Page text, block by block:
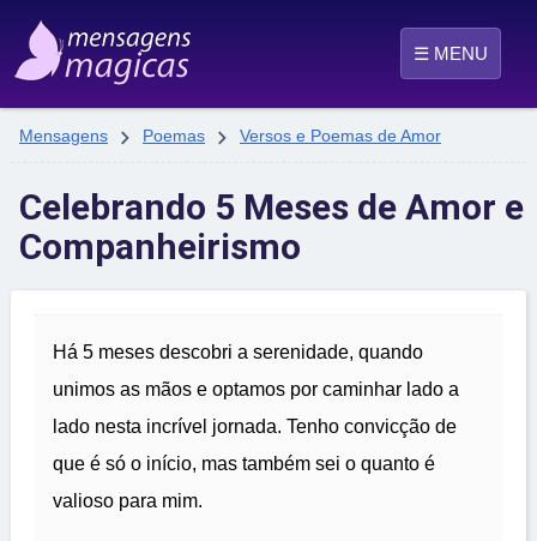
☰ MENU
Mensagens  Poemas  Versos e Poemas de Amor
Celebrando 5 Meses de Amor e
Companheirismo
Há 5 meses descobri a serenidade, quando
unimos as mãos e optamos por caminhar lado a
lado nesta incrível jornada. Tenho convicção de
que é só o início, mas também sei o quanto é
valioso para mim.